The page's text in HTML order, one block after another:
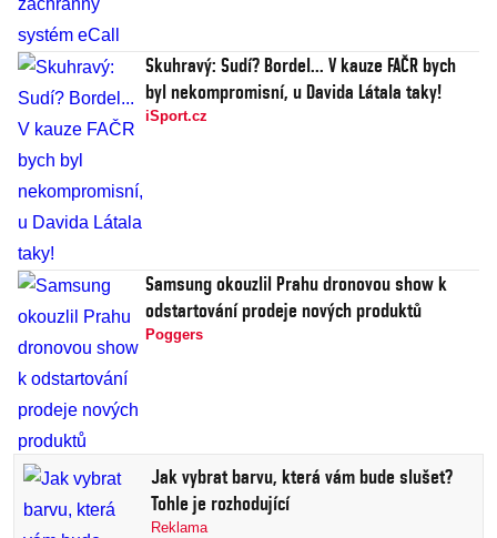
Skuhravý: Sudí? Bordel... V kauze FAČR bych
byl nekompromisní, u Davida Látala taky!
iSport.cz
Samsung okouzlil Prahu dronovou show k
odstartování prodeje nových produktů
Poggers
Jak vybrat barvu, která vám bude slušet?
Tohle je rozhodující
Reklama